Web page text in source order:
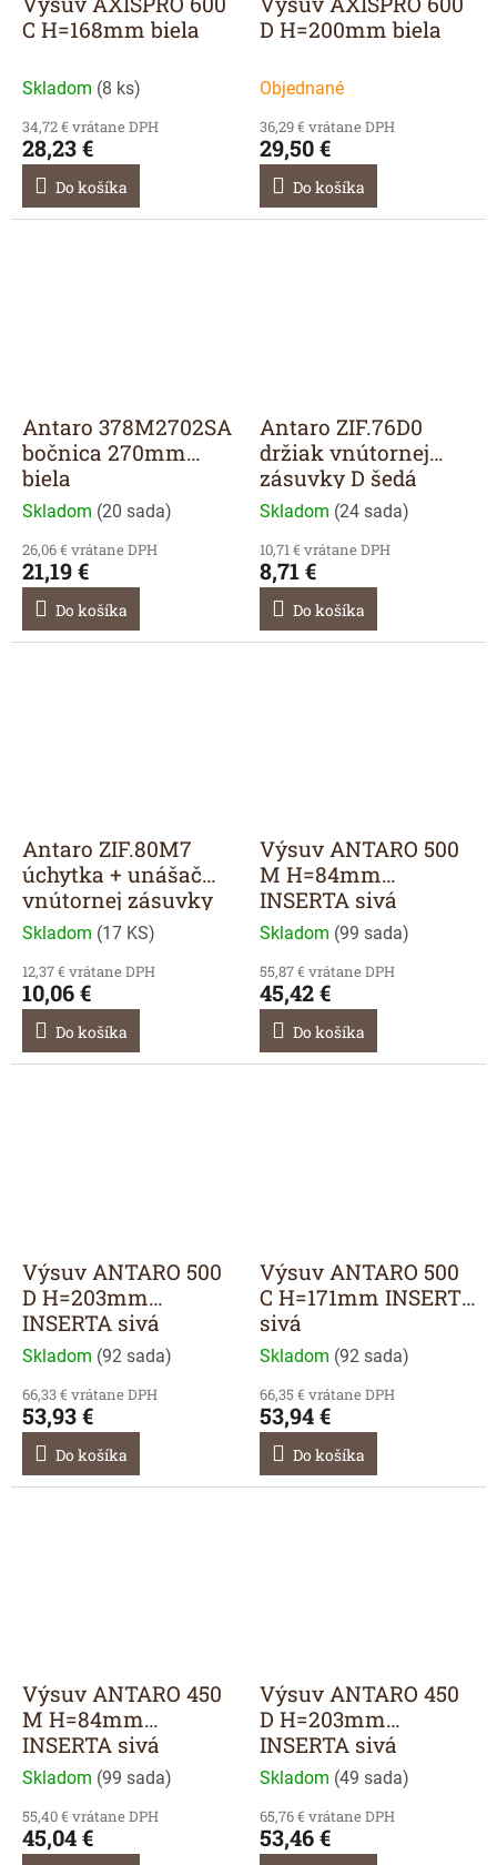
C H=168mm biela
Skladom (8 ks)
34,72 € vrátane DPH
28,23 €
Do košíka
D H=200mm biela
Objednané
36,29 € vrátane DPH
29,50 €
Do košíka
Antaro 378M2702SA
bočnica 270mm
biela
Skladom (20 sada)
26,06 € vrátane DPH
21,19 €
Do košíka
Antaro ZIF.76D0
držiak vnútornej
zásuvky D šedá
Skladom (24 sada)
10,71 € vrátane DPH
8,71 €
Do košíka
Antaro ZIF.80M7
úchytka + unášač
vnútornej zásuvky
Skladom (17 KS)
12,37 € vrátane DPH
10,06 €
Do košíka
Výsuv ANTARO 500
M H=84mm
INSERTA sivá
Skladom (99 sada)
55,87 € vrátane DPH
45,42 €
Do košíka
Výsuv ANTARO 500
D H=203mm
INSERTA sivá
Skladom (92 sada)
66,33 € vrátane DPH
53,93 €
Do košíka
Výsuv ANTARO 500
C H=171mm INSERTA
sivá
Skladom (92 sada)
66,35 € vrátane DPH
53,94 €
Do košíka
Výsuv ANTARO 450
M H=84mm
INSERTA sivá
Skladom (99 sada)
55,40 € vrátane DPH
45,04 €
Výsuv ANTARO 450
D H=203mm
INSERTA sivá
Skladom (49 sada)
65,76 € vrátane DPH
53,46 €